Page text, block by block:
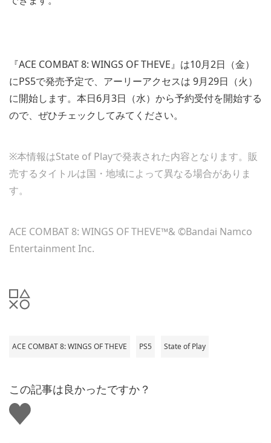
『ACE COMBAT 8: WINGS OF THEVE』は10月2日（金）
にPS5で発売予定で、アーリーアクセスは 9月29日（火）
に開始します。本日6月3日（水）から予約受付を開始する
ので、ぜひチェックしてみてください。
※本情報はState of Playで発表された内容となります。販
売するタイトルは国・地域によって異なる場合がありま
す。
ACE COMBAT 8: WINGS OF THEVE™& ©Bandai Namco
Entertainment Inc.
ACE COMBAT 8: WINGS OF THEVE PS5 State of Play
この記事は良かったですか？
い
い